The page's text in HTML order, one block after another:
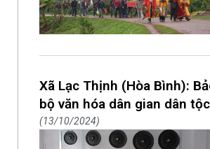
Xã Lạc Thịnh (Hòa Bình):
bộ văn hóa dân gian dân
13/10/2024